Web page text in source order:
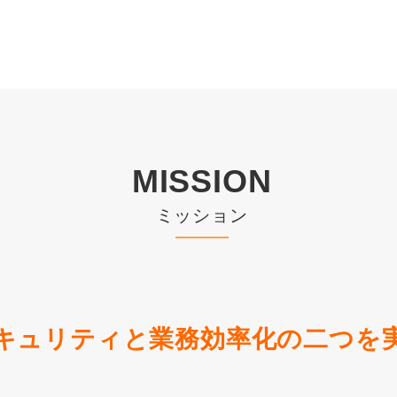
MISSION
ミッション
ュリティと業務効率化の二つを